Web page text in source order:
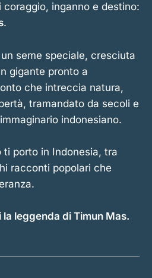
coraggio, inganno e destino:
.
seme speciale, cresciuta
gigante pronto a
che intreccia natura,
tramandato da secoli e
indonesiano.
porto in Indonesia, tra
racconti popolari che
leggenda di Timun Mas.